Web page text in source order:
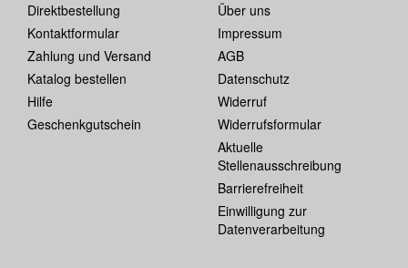
Direktbestellung
Kontaktformular
Zahlung und Versand
Katalog bestellen
Hilfe
Geschenkgutschein
Über uns
Impressum
AGB
Datenschutz
Widerruf
Widerrufsformular
Aktuelle
Stellenausschreibung
Barrierefreiheit
Einwilligung zur
Datenverarbeitung